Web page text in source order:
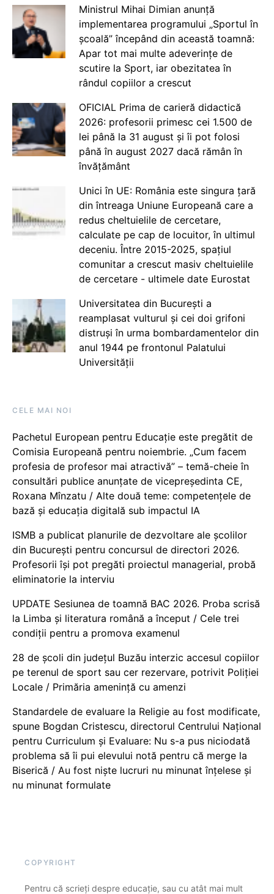
Ministrul Mihai Dimian anunță
implementarea programului „Sportul în
școală” începând din această toamnă:
Apar tot mai multe adeverințe de
scutire la Sport, iar obezitatea în
rândul copiilor a crescut
OFICIAL Prima de carieră didactică
2026: profesorii primesc cei 1.500 de
lei până la 31 august și îi pot folosi
până în august 2027 dacă rămân în
învățământ
Unici în UE: România este singura țară
din întreaga Uniune Europeană care a
redus cheltuielile de cercetare,
calculate pe cap de locuitor, în ultimul
deceniu. Între 2015-2025, spațiul
comunitar a crescut masiv cheltuielile
de cercetare - ultimele date Eurostat
Universitatea din București a
reamplasat vulturul și cei doi grifoni
distruși în urma bombardamentelor din
anul 1944 pe frontonul Palatului
Universității
CELE MAI NOI
Pachetul European pentru Educație este pregătit de
Comisia Europeană pentru noiembrie. „Cum facem
profesia de profesor mai atractivă” – temă-cheie în
consultări publice anunțate de vicepreședinta CE,
Roxana Mînzatu / Alte două teme: competențele de
bază și educația digitală sub impactul IA
ISMB a publicat planurile de dezvoltare ale școlilor
din București pentru concursul de directori 2026.
Profesorii își pot pregăti proiectul managerial, probă
eliminatorie la interviu
UPDATE Sesiunea de toamnă BAC 2026. Proba scrisă
la Limba și literatura română a început / Cele trei
condiții pentru a promova examenul
28 de școli din județul Buzău interzic accesul copiilor
pe terenul de sport sau cer rezervare, potrivit Poliției
Locale / Primăria amenință cu amenzi
Standardele de evaluare la Religie au fost modificate,
spune Bogdan Cristescu, directorul Centrului Național
pentru Curriculum și Evaluare: Nu s-a pus niciodată
problema să îi pui elevului notă pentru că merge la
Biserică / Au fost niște lucruri nu minunat înțelese și
nu minunat formulate
COPYRIGHT
Pentru că scrieți despre educație, sau cu atât mai mult